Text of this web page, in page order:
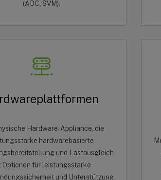
(ADC, SVM).
Hardware-Appliance, die
hardwarebasierte
und Lastausgleich
Optionen für leistungsstarke
und Unterstützung